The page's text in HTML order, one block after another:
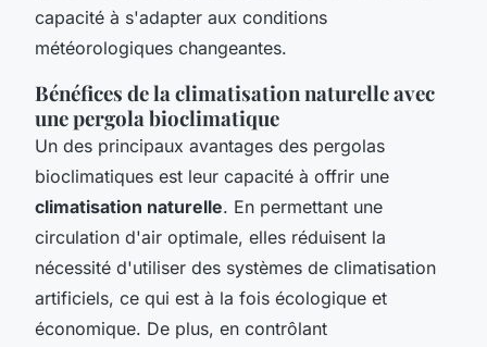
capacité à s'adapter aux conditions
météorologiques changeantes.
Bénéfices de la climatisation naturelle avec
une pergola bioclimatique
Un des principaux avantages des pergolas
bioclimatiques est leur capacité à offrir une
climatisation naturelle. En permettant une
circulation d'air optimale, elles réduisent la
nécessité d'utiliser des systèmes de climatisation
artificiels, ce qui est à la fois écologique et
économique. De plus, en contrôlant